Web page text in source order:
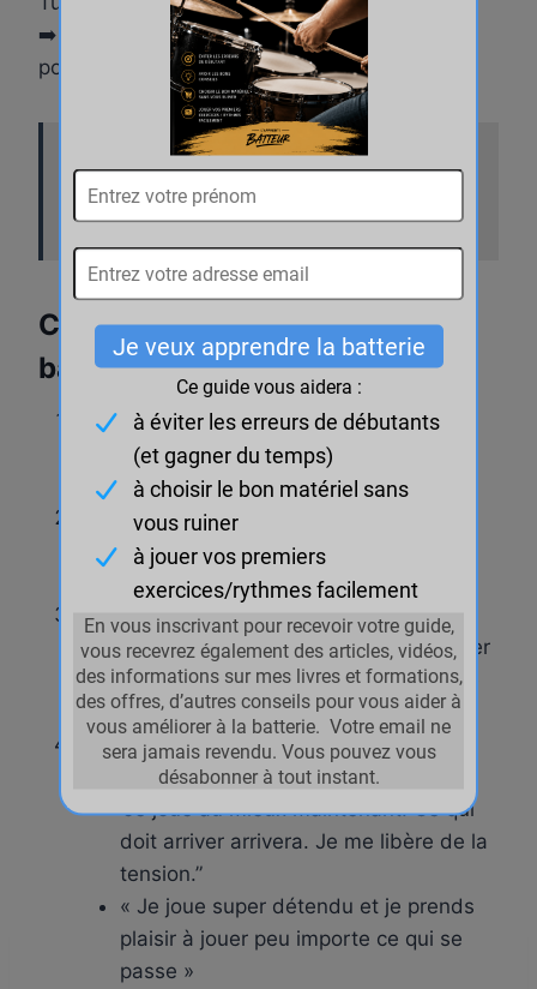
➡️ C’est le moment d’appliquer cet exercice
pour
lâcher-prise.
les personnes qui ont lu cet article ont aussi
lu : Break 4 - Niveau Débutant (Défi 30
jours)
Comment lâcher-prise à la
batterie ?
Identifie les tensions dans ton corps
pendant que tu joues (épaules, mâchoire,
mains…).
Respire profondément. Inspire par le
ventre, expire en relâchant l’ensemble du
corps.
Visualise cette tension ou la pensée
stressante dans un nuage qui va s’éloigner
doucement porté par le vent ou dans une
feuille flottant sur une rivière.
Répète mentalement une phrase de
détente comme par exemple :
“Je joue au mieux maintenant. Ce qui
doit arriver arrivera. Je me libère de la
tension.”
« Je joue super détendu et je prends
plaisir à jouer peu importe ce qui se
passe »